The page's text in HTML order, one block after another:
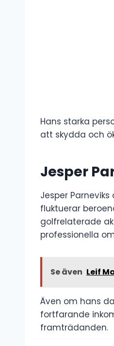
Hans starka
att skydda och
Jesper
Jesper
fluktuerar
golfrelaterade
professionella
Se även Leif
Även om hans
fortfarande
framträdanden.